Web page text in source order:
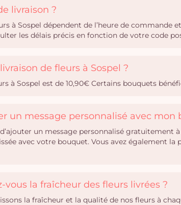
livraison ?
à Sospel dépendent de l’heure de
les délais précis en fonction de votre code
de fleurs à Sospel ?
à Sospel est de 10,90€ Certains bouquets
un message personnalisé avec mon
un message personnalisé
avec votre bouquet. Vous avez également
la fraîcheur des fleurs livrées ?
la fraîcheur et la qualité de nos fleurs à